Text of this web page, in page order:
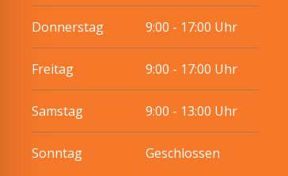
Donnerstag 9:00 - 17:00 Uhr
Freitag 9:00 - 17:00 Uhr
Samstag 9:00 - 13:00 Uhr
Sonntag Geschlossen